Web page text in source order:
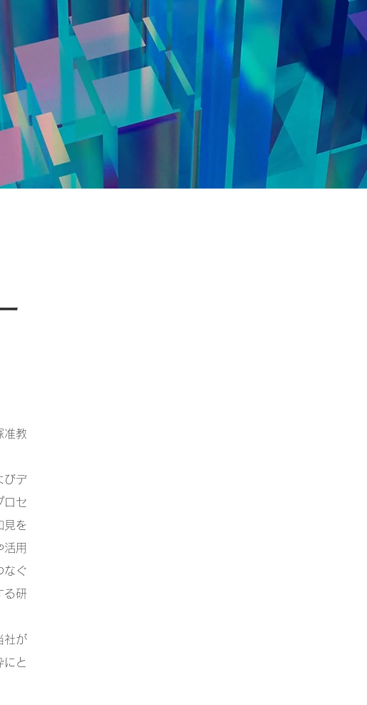
准教
びデ
ロセ
見を
活用
なぐ
る研
社が
にと